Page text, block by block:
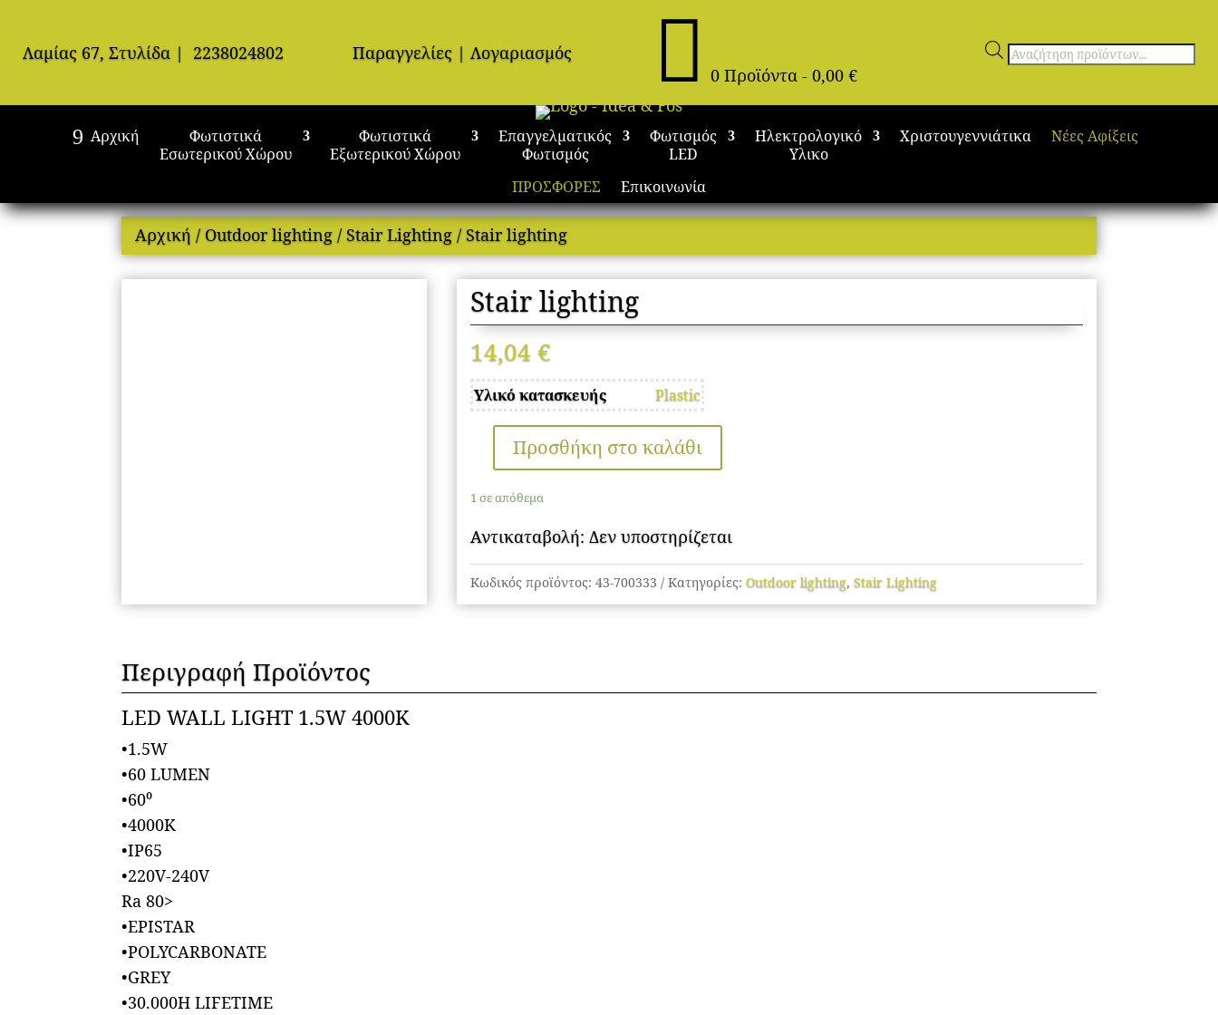
Λαμίας 67, Στυλίδα | 2238024802 Παραγγελίες |Λογαριασμός  0 Προϊόντα - 0,00€
Αναζήτηση
Αρχική
Φωτιστικά
Εσωτερικού Χώρου
Φωτιστικά
Εξωτερικού Χώρου
Επαγγελματικός
Φωτισμός
Φωτισμός
LED
Ηλεκτρολογικό
Υλικο
Χριστουγεννιάτικα Νέες Αφίξεις
ΠΡΟΣΦΟΡΕΣ Επικοινωνία
Αρχική / Outdoor lighting /Stair Lighting / Stair lighting
Stair lighting
14,04 €
Υλικό κατασκευής Plastic
ποσότητα
Προσθήκη στο καλάθι
1 σε απόθεμα
Αντικαταβολή: Δεν υποστηρίζεται
Κωδικός προϊόντος: 43-700333 Κατηγορίες: Outdoor lighting, Stair Lighting
Περιγραφή Προϊόντος
LED WALL LIGHT 1.5W 4000K
•1.5W
•60 LUMEN
•60⁰
•4000K
•IP65
•220V-240V
Ra 80>
•EPISTAR
•POLYCARBONATE
•GREY
•30.000H LIFETIME